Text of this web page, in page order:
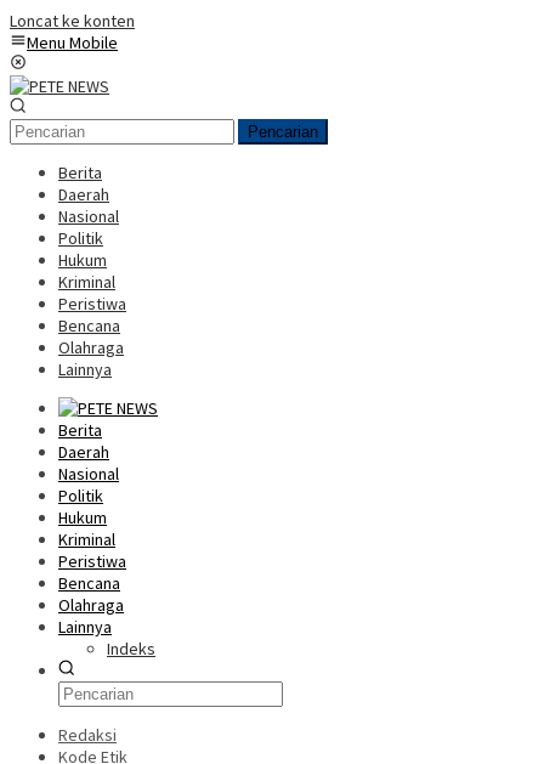
Loncat ke konten
Menu Mobile
Pencarian
Berita
Daerah
Nasional
Politik
Hukum
Kriminal
Peristiwa
Bencana
Olahraga
Lainnya
Berita
Daerah
Nasional
Politik
Hukum
Kriminal
Peristiwa
Bencana
Olahraga
Lainnya
Indeks
Redaksi
Kode Etik